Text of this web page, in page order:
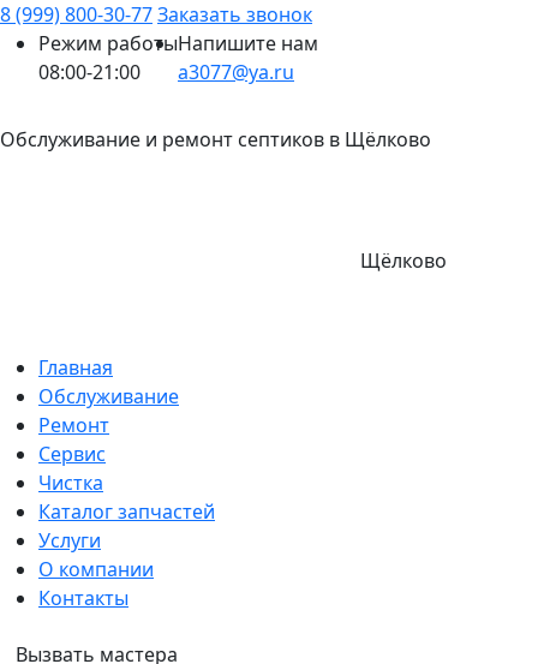
8 (999) 800-30-77Заказать звонок
Режим работы
08:00-21:00
Напишите нам
a3077@ya.ru
Обслуживание и ремонт септиков в Щёлково
Щёлково
Главная
Обслуживание
Ремонт
Сервис
Чистка
Каталог запчастей
Услуги
О компании
Контакты
Вызвать мастера